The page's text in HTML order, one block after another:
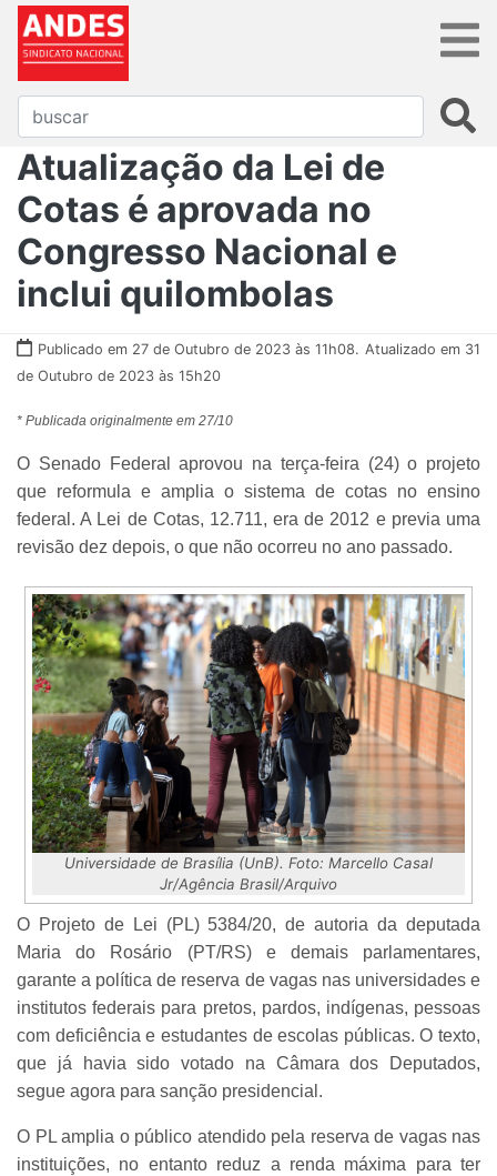
Atualização da Lei de
Cotas é aprovada no
Congresso Nacional e
inclui quilombolas
Publicado em 27 de Outubro de 2023 às 11h08. Atualizado em 31
de Outubro de 2023 às 15h20
* Publicada originalmente em 27/10
O Senado Federal aprovou na terça-feira (24) o projeto
que reformula e amplia o sistema de cotas no ensino
federal. A Lei de Cotas, 12.711, era de 2012 e previa uma
revisão dez depois, o que não ocorreu no ano passado.
Universidade de Brasília (UnB). Foto: Marcello Casal
Jr/Agência Brasil/Arquivo
O Projeto de Lei (PL) 5384/20, de autoria da deputada
Maria do Rosário (PT/RS) e demais parlamentares,
garante a política de reserva de vagas nas universidades e
institutos federais para pretos, pardos, indígenas, pessoas
com deficiência e estudantes de escolas públicas. O texto,
que já havia sido votado na Câmara dos Deputados,
segue agora para sanção presidencial.
O PL amplia o público atendido pela reserva de vagas nas
instituições, no entanto reduz a renda máxima para ter